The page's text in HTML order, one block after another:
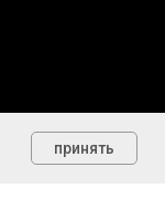
принять